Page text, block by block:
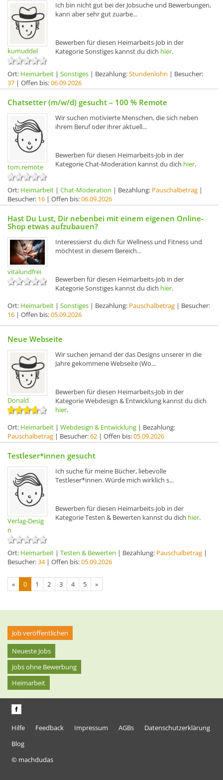
kumuddel
Ich bin nicht gut bei der Jobsuche und Bewerbungen,
kann aber sehr gut zuarbe...
Bewerben für diesen Heimarbeits-Job in der
Kategorie Sonstiges kannst du dich hier.
Ort: Heimarbeit | Sonstiges | Bezahlung:Stundenlohn | Besucher:
37 | Offen bis:06.09.2026
Chatsetter (m/w/d) gesucht – 100 % Remote
tom.remote
Wir suchen motivierte Menschen, die sich neben
ihrem Beruf oder ihrer aktuell...
Bewerben für diesen Heimarbeits-Job in der
Kategorie Chat-Moderation kannst du dich hier.
Ort: Heimarbeit | Chat-Moderation | Bezahlung: Pauschalbetrag |
Besucher: 16 | Offen bis:06.09.2026
Hast Du Lust, Dir nebenbei mit einem eigenen Online-
Shop etwas aufzubauen?
vitalundfrei
Interessierst du dich für Wellness und Fitness und
möchtest in diesem Bereich...
Bewerben für diesen Heimarbeits-Job in der
Kategorie Sonstiges kannst du dich hier.
Ort: Heimarbeit | Sonstiges | Bezahlung: Pauschalbetrag | Besucher:
16 | Offen bis:05.09.2026
Neue Webseite
Donald
Wir suchen jemand der das Designs unserer in die
Jahre gekommene Webseite (Wo...
Bewerben für diesen Heimarbeits-Job in der
Kategorie Webdesign & Entwicklung kannst du dich
hier.
Ort: Heimarbeit | Webdesign & Entwicklung | Bezahlung:
Pauschalbetrag | Besucher:62 | Offen bis:05.09.2026
Testleser*innen gesucht
Verlag-Desig
n
Ich suche für meine Bücher, liebevolle
Testleser*innen. Würde mich wirklich s...
Bewerben für diesen Heimarbeits-Job in der
Kategorie Testen & Bewerten kannst du dich hier.
Ort: Heimarbeit | Testen & Bewerten | Bezahlung: Pauschalbetrag |
Besucher:34| Offen bis:05.09.2026
« 0 1 2 3 4 5 »
Job veröffentlichen
Neueste Jobs
Jobs ohne Bewerbung
Heimarbeit
Hilfe Feedback Impressum AGBs
Datenschutzerklärung
Blog
© machdudas